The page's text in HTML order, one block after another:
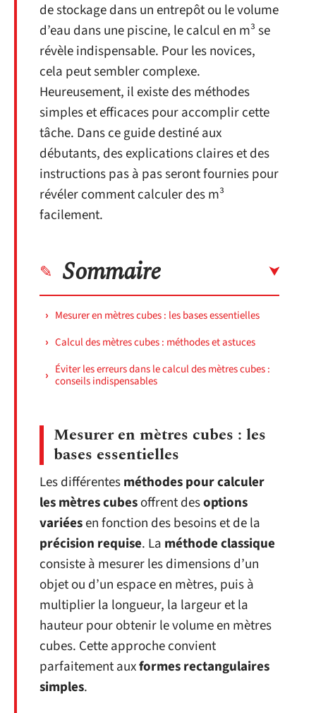
de stockage dans un entrepôt ou le volume
d’eau dans une piscine, le calcul en m³ se
révèle indispensable. Pour les novices,
cela peut sembler complexe.
Heureusement, il existe des méthodes
simples et efficaces pour accomplir cette
tâche. Dans ce guide destiné aux
débutants, des explications claires et des
instructions pas à pas seront fournies pour
révéler comment calculer des m³
facilement.
Sommaire
Mesurer en mètres cubes : les bases essentielles
Calcul des mètres cubes : méthodes et astuces
Éviter les erreurs dans le calcul des mètres cubes :
conseils indispensables
Mesurer en mètres cubes : les
bases essentielles
Les différentesméthodes pour calculer
les mètres cubesoffrent desoptions
variéesen fonction des besoins et de la
précision requise. La méthode classique
consiste à mesurer les dimensions d’un
objet ou d’un espace en mètres, puis à
multiplier la longueur, la largeur et la
hauteur pour obtenir le volume en mètres
cubes. Cette approche convient
parfaitement auxformes rectangulaires
simples.